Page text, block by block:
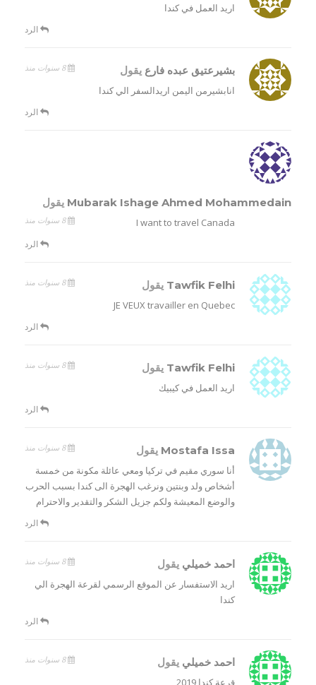
اريد العمل في كندا
الرد
بشيرعتيق عبده فارع يقول 8 سنوات منذ
انابشيرمن اليمن اريدالسفر الي كندا
الرد
Mubarak Ishage Ahmed Mohammedain يقول
8 سنوات منذ I want to travel Canada
الرد
Tawfik Felhi يقول 8 سنوات منذ
JE VEUX travailler en Quebec
الرد
Tawfik Felhi يقول 8 سنوات منذ
اريد العمل في كيبيك
الرد
Mostafa Issa يقول 8 سنوات منذ
أنا سوري مقيم في تركيا ومعي عائلة مكونة من خمسة
أشخاص ولد وبنتين ونرغب الهجرة الى كندا بسبب الحرب
والوضع المعيشة ولكم جزيل الشكر والتقدير والاحترام
الرد
احمد خميلي يقول 8 سنوات منذ
اريد الاستفسار عن الموقع الرسمي لقرعة الهجرة الي
كندا
الرد
احمد خميلي يقول 8 سنوات منذ
قرعة كندا 2019